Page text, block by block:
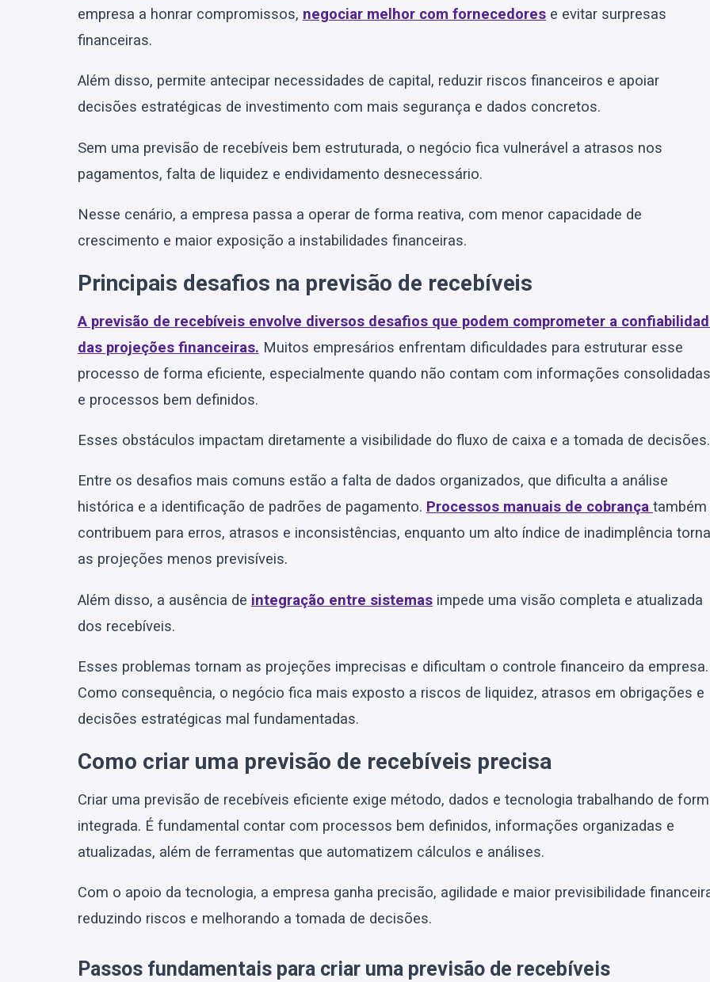
empresa a honrar compromissos, negociar melhor com fornecedorese evitar surpresas
financeiras.
Além disso, permite antecipar necessidades de capital, reduzir riscos financeiros e apoiar
decisões estratégicas de investimento com mais segurança e dados concretos.
Sem uma previsão de recebíveis bem estruturada, o negócio fica vulnerável a atrasos nos
pagamentos, falta de liquidez e endividamento desnecessário.
Nesse cenário, a empresa passa a operar de forma reativa, com menor capacidade de
crescimento e maior exposição a instabilidades financeiras.
Principais desafios na previsão de recebíveis
A previsão de recebíveis envolve diversos desafios que podem comprometer a
das projeções financeiras. Muitos empresários enfrentam dificuldades para estruturar esse
processo de forma eficiente, especialmente quando não contam com informações consolidadas
e processos bem definidos.
Esses obstáculos impactam diretamente a visibilidade do fluxo de caixa e a tomada de decisões.
Entre os desafios mais comuns estão a falta de dados organizados, que dificulta a análise
histórica e a identificação de padrões de pagamento. Processos manuais de cobrança também
contribuem para erros, atrasos e inconsistências, enquanto um alto índice de inadimplência torna
as projeções menos previsíveis.
Além disso, a ausência de integração entre sistemasimpede uma visão completa e atualizada
dos recebíveis.
Esses problemas tornam as projeções imprecisas e dificultam o controle financeiro da empresa.
Como consequência, o negócio fica mais exposto a riscos de liquidez, atrasos em obrigações e
decisões estratégicas mal fundamentadas.
Como criar uma previsão de recebíveis precisa
Criar uma previsão de recebíveis eficiente exige método, dados e tecnologia trabalhando de
integrada. É fundamental contar com processos bem definidos, informações organizadas e
atualizadas, além de ferramentas que automatizem cálculos e análises.
Com o apoio da tecnologia, a empresa ganha precisão, agilidade e maior previsibilidade
reduzindo riscos e melhorando a tomada de decisões.
Passos fundamentais para criar uma previsão de recebíveis